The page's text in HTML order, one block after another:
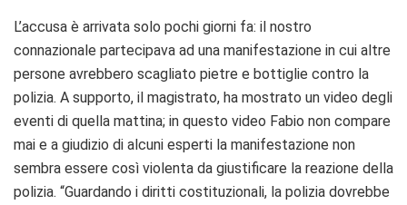
L’accusa è arrivata solo pochi giorni fa: il nostro
connazionale partecipava ad una manifestazione in cui altre
persone avrebbero scagliato pietre e bottiglie contro la
polizia. A supporto, il magistrato, ha mostrato un video degli
eventi di quella mattina; in questo video Fabio non compare
mai e a giudizio di alcuni esperti la manifestazione non
sembra essere così violenta da giustificare la reazione della
polizia. “Guardando i diritti costituzionali, la polizia dovrebbe